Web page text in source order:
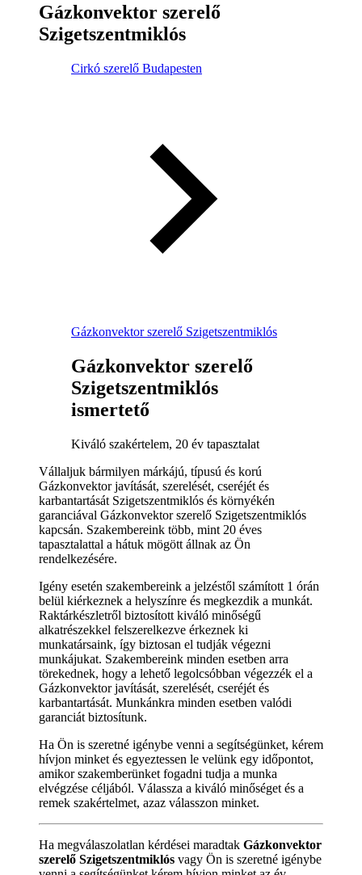
Gázkonvektor szerelő
Szigetszentmiklós
Cirkó szerelő Budapesten
Gázkonvektor szerelő Szigetszentmiklós
Gázkonvektor szerelő
Szigetszentmiklós
ismertető
Kiváló szakértelem, 20 év tapasztalat
Vállaljuk bármilyen márkájú, típusú és korú
Gázkonvektor javítását, szerelését, cseréjét és
karbantartását Szigetszentmiklós és környékén
garanciával Gázkonvektor szerelő Szigetszentmiklós
kapcsán. Szakembereink több, mint 20 éves
tapasztalattal a hátuk mögött állnak az Ön
rendelkezésére.
Igény esetén szakembereink a jelzéstől számított 1 órán
belül kiérkeznek a helyszínre és megkezdik a munkát.
Raktárkészletről biztosított kiváló minőségű
alkatrészekkel felszerelkezve érkeznek ki
munkatársaink, így biztosan el tudják végezni
munkájukat. Szakembereink minden esetben arra
törekednek, hogy a lehető legolcsóbban végezzék el a
Gázkonvektor javítását, szerelését, cseréjét és
karbantartását. Munkánkra minden esetben valódi
garanciát biztosítunk.
Ha Ön is szeretné igénybe venni a segítségünket, kérem
hívjon minket és egyeztessen le velünk egy időpontot,
amikor szakemberünket fogadni tudja a munka
elvégzése céljából. Válassza a kiváló minőséget és a
remek szakértelmet, azaz válasszon minket.
Ha megválaszolatlan kérdései maradtak Gázkonvektor
szerelő Szigetszentmiklós vagy Ön is szeretné igénybe